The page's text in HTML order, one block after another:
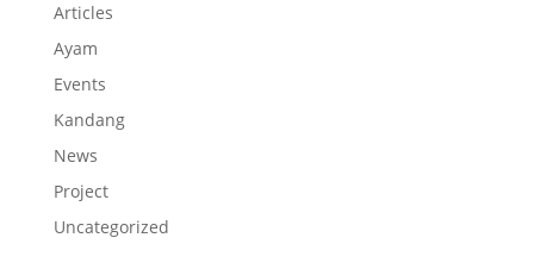
Articles
Ayam
Events
Kandang
News
Project
Uncategorized